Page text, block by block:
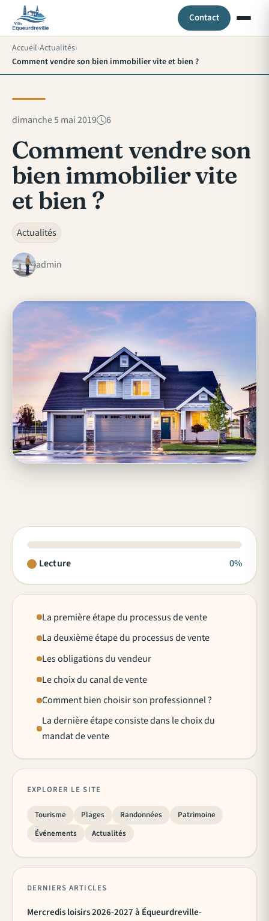
Contact
Accueil Actualités
Comment vendre son bien immobilier vite et bien ?
dimanche 5 mai 2019 6
Comment vendre son
bien immobilier vite
et bien ?
Actualités
admin
Lecture 0%
La première étape du processus de vente
La deuxième étape du processus de vente
Les obligations du vendeur
Le choix du canal de vente
Comment bien choisir son professionnel ?
La dernière étape consiste dans le choix du
mandat de vente
EXPLORER LE SITE
Tourisme Plages Randonnées
Patrimoine
Événements
Actualités
DERNIERS ARTICLES
Mercredis loisirs 2026-2027 à Équeurdreville-